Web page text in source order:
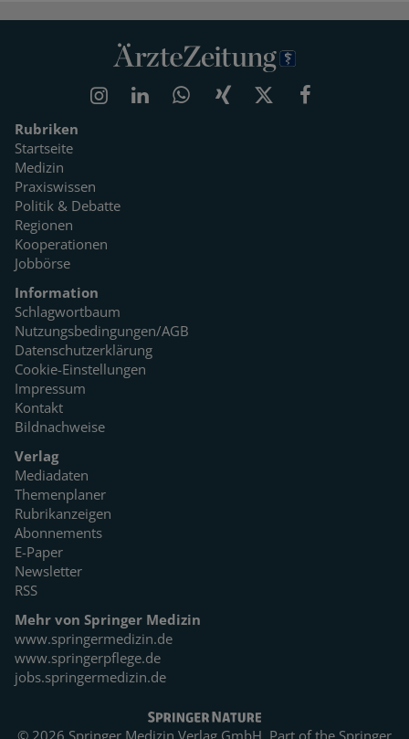
Rubriken
Startseite
Medizin
Praxiswissen
Politik & Debatte
Regionen
Kooperationen
Jobbörse
Information
Schlagwortbaum
Nutzungsbedingungen/AGB
Datenschutzerklärung
Cookie-Einstellungen
Impressum
Kontakt
Bildnachweise
Verlag
Mediadaten
Themenplaner
Rubrikanzeigen
Abonnements
E-Paper
Newsletter
RSS
Mehr von Springer Medizin
www.springermedizin.de
www.springerpflege.de
jobs.springermedizin.de
© 2026 Springer Medizin Verlag GmbH. Part of the Springer